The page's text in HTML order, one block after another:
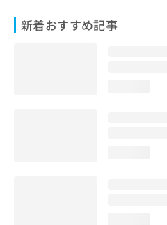
新着おすすめ記事
問